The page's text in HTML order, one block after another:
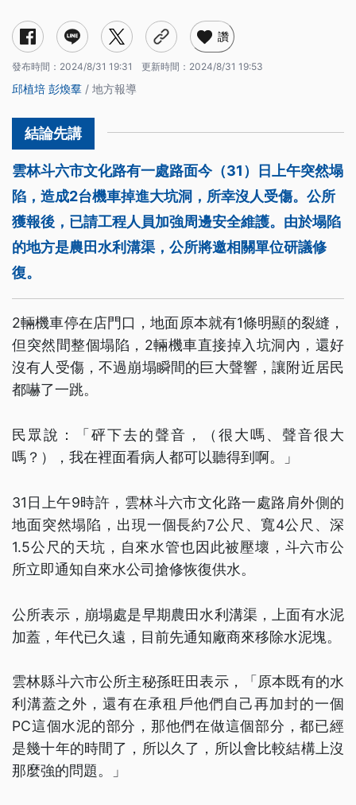
讚
發布時間： 2024/8/31 19:31 更新時間： 2024/8/31 19:53
邱植培 彭煥羣 / 地方報導
雲林斗六市文化路有一處路面今（31）日上午突然塌
陷，造成2台機車掉進大坑洞，所幸沒人受傷。公所
獲報後，已請工程人員加強周邊安全維護。由於塌陷
的地方是農田水利溝渠，公所將邀相關單位研議修
復。
2輛機車停在店門口，地面原本就有1條明顯的裂縫，
但突然間整個塌陷，2輛機車直接掉入坑洞內，還好
沒有人受傷，不過崩塌瞬間的巨大聲響，讓附近居民
都嚇了一跳。
民眾說：「砰下去的聲音，（很大嗎、聲音很大
嗎？），我在裡面看病人都可以聽得到啊。」
31日上午9時許，雲林斗六市文化路一處路肩外側的
地面突然塌陷，出現一個長約7公尺、寬4公尺、深
1.5公尺的天坑，自來水管也因此被壓壞，斗六市公
所立即通知自來水公司搶修恢復供水。
公所表示，崩塌處是早期農田水利溝渠，上面有水泥
加蓋，年代已久遠，目前先通知廠商來移除水泥塊。
雲林縣斗六市公所主秘孫旺田表示，「原本既有的水
利溝蓋之外，還有在承租戶他們自己再加封的一個
PC這個水泥的部分，那他們在做這個部分，都已經
是幾十年的時間了，所以久了，所以會比較結構上沒
那麼強的問題。」